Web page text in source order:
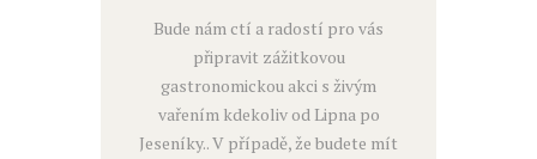
Bude nám ctí a radostí pro vás
připravit zážitkovou
gastronomickou akci s živým
vařením kdekoliv od Lipna po
Jeseníky.. V případě, že budete mít